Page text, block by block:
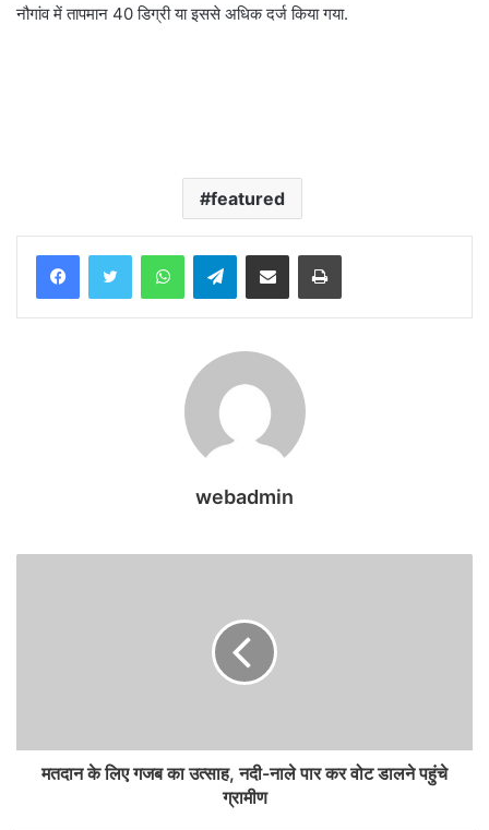
नौगांव में तापमान 40 डिग्री या इससे अधिक दर्ज किया गया.
featured
WhatsAppTelegramShare via Email Print
webadmin
मतदान के लिए गजब का उत्साह, नदी-नाले पार कर वोट डालने पहुंचे
ग्रामीण